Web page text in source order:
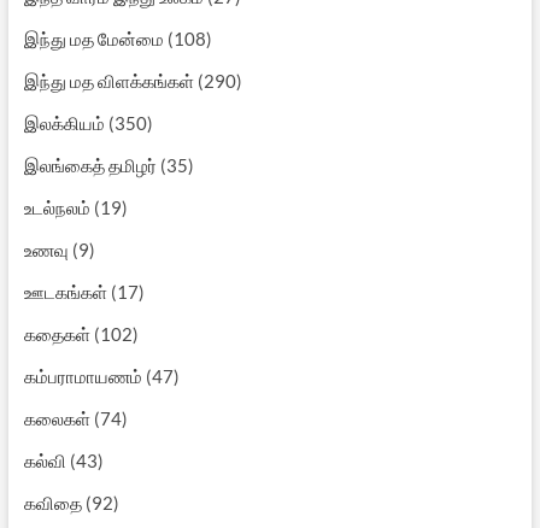
இந்து மத மேன்மை (108)
இந்து மத விளக்கங்கள்(290)
இலக்கியம் (350)
இலங்கைத் தமிழர் (35)
உடல்நலம் (19)
உணவு (9)
ஊடகங்கள்(17)
கதைகள்(102)
கம்பராமாயணம் (47)
கலைகள்(74)
கல்வி (43)
கவிதை(92)